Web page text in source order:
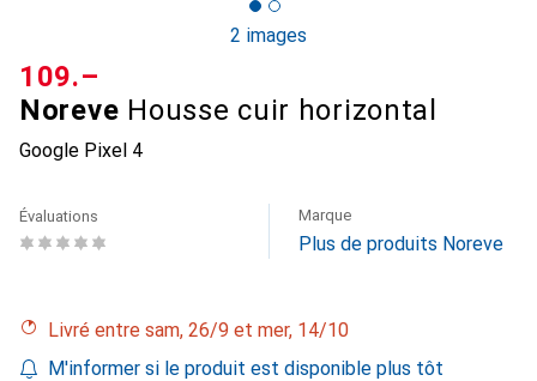
2 images
Noreve Housse cuir horizontal
Google Pixel 4
CHF
109.–
Évaluations Marque
Plus de produits Noreve
Livré entre sam, 26/9 et mer, 14/10
M'informer si le produit est disponible plus tôt